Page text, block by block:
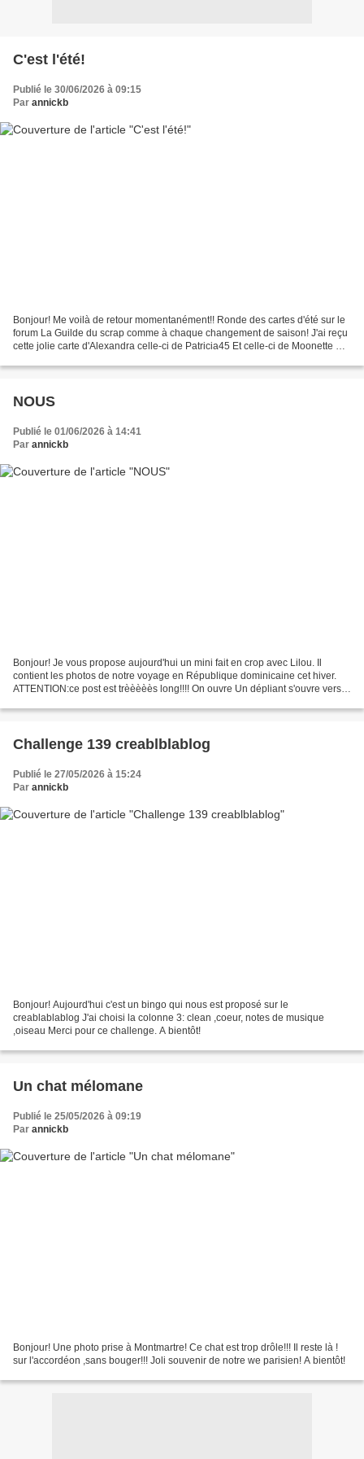
C'est l'été!
Publié le 30/06/2026 à 09:15
Par annickb
Bonjour! Me voilà de retour momentanément!! Ronde des cartes d'été sur le
forum La Guilde du scrap comme à chaque changement de saison! J'ai reçu
cette jolie carte d'Alexandra celle-ci de Patricia45 Et celle-ci de Moonette Et
NOUS
Publié le 01/06/2026 à 14:41
Par annickb
Bonjour! Je vous propose aujourd'hui un mini fait en crop avec Lilou. Il
contient les photos de notre voyage en République dominicaine cet hiver.
ATTENTION:ce post est trèèèèès long!!!! On ouvre Un dépliant s'ouvre vers
Challenge 139 creablblablog
Publié le 27/05/2026 à 15:24
Par annickb
Bonjour! Aujourd'hui c'est un bingo qui nous est proposé sur le
creablablablog J'ai choisi la colonne 3: clean ,coeur, notes de musique
,oiseau Merci pour ce challenge. A bientôt!
Un chat mélomane
Publié le 25/05/2026 à 09:19
Par annickb
Bonjour! Une photo prise à Montmartre! Ce chat est trop drôle!!! Il reste là !
sur l'accordéon ,sans bouger!!! Joli souvenir de notre we parisien! A bientôt!